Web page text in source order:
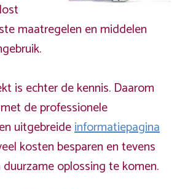
maatregelen en middelen
is echter de kennis. Daarom
de professionele
uitgebreideinformatiepagina
kosten besparen en tevens
oplossing te komen.